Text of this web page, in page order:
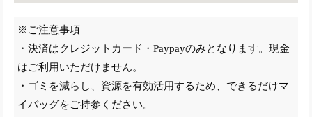
※ご注意事項
・決済はクレジットカード・Paypayのみとなります。現金
はご利用いただけません。
・ゴミを減らし、資源を有効活用するため、できるだけマ
イバッグをご持参ください。